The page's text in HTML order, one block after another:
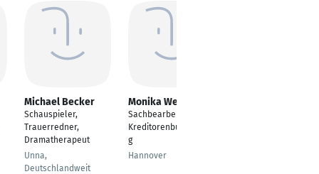
Michael Becker
Schauspieler,
Trauerredner,
Dramatherapeut
Unna,
Deutschlandweit
Monika Weßnigk
Sachbearbeiterin
Kreditorenbuchhaltun
g
Hannover